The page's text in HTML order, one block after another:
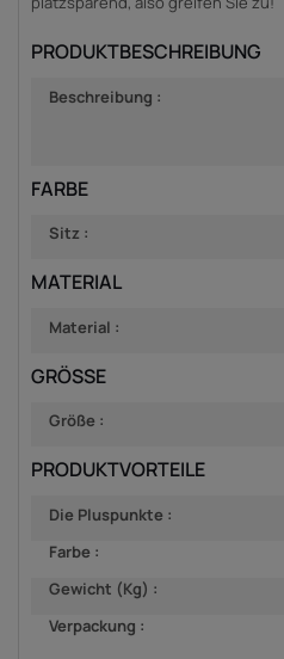
PRODUKTBESCHREIBUNG
Beschreibung :
FARBE
Sitz :
MATERIAL
Material :
GRÖSSE
Größe :
PRODUKTVORTEILE
Die Pluspunkte :
Farbe :
Gewicht (Kg) :
Verpackung :